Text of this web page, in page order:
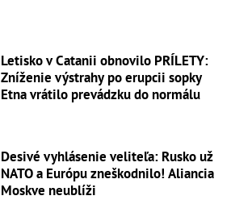
Letisko v Catanii obnovilo PRÍLETY:
Zníženie výstrahy po erupcii sopky
Etna vrátilo prevádzku do normálu
Desivé vyhlásenie veliteľa: Rusko už
NATO a Európu zneškodnilo! Aliancia
Moskve neublíži